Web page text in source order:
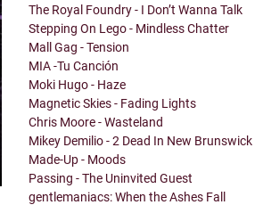
The Royal Foundry - I Don’t Wanna Talk
Stepping On Lego - Mindless Chatter
Mall Gag - Tension
MIA -Tu Canción
Moki Hugo - Haze
Magnetic Skies - Fading Lights
Chris Moore - Wasteland
Mikey Demilio - 2 Dead In New Brunswick
Made-Up - Moods
Passing - The Uninvited Guest
gentlemaniacs: When the Ashes Fall